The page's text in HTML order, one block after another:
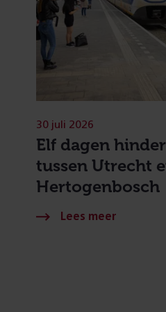
Elf dagen
tussen Utrecht
Hertogenbosch
30 juli 2026